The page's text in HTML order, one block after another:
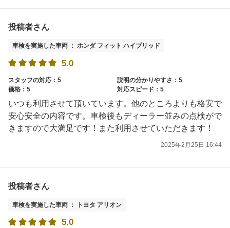
投稿者さん
車検を実施した車両 ： ホンダ フィット ハイブリッド
5.0
スタッフの対応：5
説明の分かりやすさ：5
価格：5
対応スピード：5
いつも利用させて頂いています。他のところよりも格安で
安心安全の内容です。車検後もディーラー並みの点検がで
きますので大満足です！また利用させていただきます！
2025年2月25日 16:44
投稿者さん
車検を実施した車両 ： トヨタ アリオン
5.0